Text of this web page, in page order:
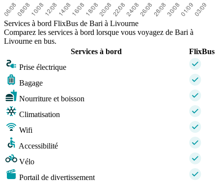
Services à bord FlixBus de Bari à Livourne
Comparez les services à bord lorsque vous voyagez de Bari à
Livourne en bus.
Services à bord
FlixBus
Prise électrique
Bagage
Nourriture et boisson
Climatisation
Wifi
Accessibilité
Vélo
Portail de divertissement